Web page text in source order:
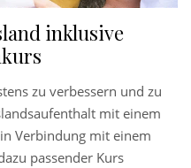
inklusive
zu verbessern und zu
mit einem
Verbindung mit einem
passender Kurs